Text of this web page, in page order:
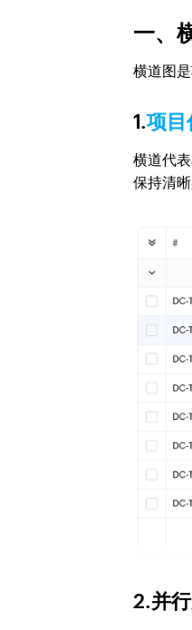
一、
横道图
1.项目
横道代
保持清晰
2.并